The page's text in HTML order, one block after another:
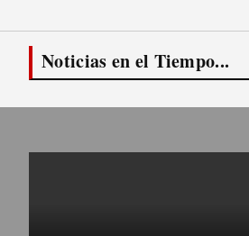
Noticias en el Tiempo...